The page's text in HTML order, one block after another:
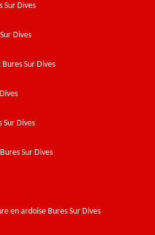
Sur Dives
Dives
Sur Dives
Dives
Sur Dives
en ardoise Bures Sur Dives